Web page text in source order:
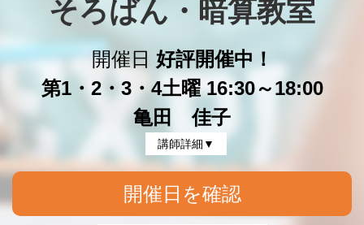
そろばん・暗算教室
開催日 好評開催中！
第1・2・3・4土曜 16:30～18:00
亀田 佳子
講師詳細▼
開催日を確認